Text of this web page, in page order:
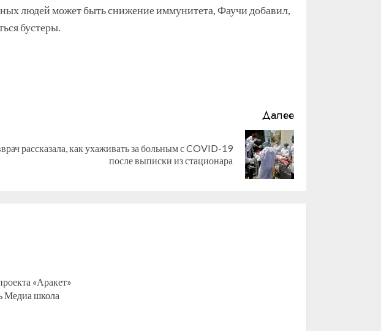
людей может быть снижение иммунитета, Фаучи добавил,
бустеры.
Далее
рассказала, как ухаживать за больным с COVID-19
после выписки из стационара
«Аракет»
Медиа школа